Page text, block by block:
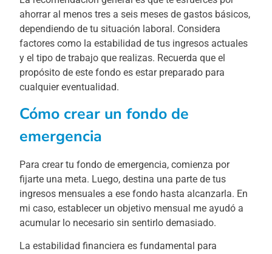
ahorrar al menos tres a seis meses de gastos básicos,
dependiendo de tu situación laboral. Considera
factores como la estabilidad de tus ingresos actuales
y el tipo de trabajo que realizas. Recuerda que el
propósito de este fondo es estar preparado para
cualquier eventualidad.
Cómo crear un fondo de
emergencia
Para crear tu fondo de emergencia, comienza por
fijarte una meta. Luego, destina una parte de tus
ingresos mensuales a ese fondo hasta alcanzarla. En
mi caso, establecer un objetivo mensual me ayudó a
acumular lo necesario sin sentirlo demasiado.
La estabilidad financiera es fundamental para